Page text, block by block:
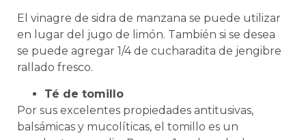
El vinagre de sidra de manzana se puede utilizar
en lugar del jugo de limón. También si se desea
se puede agregar 1/4 de cucharadita de jengibre
rallado fresco.
Té de tomillo
Por sus excelentes propiedades antitusivas,
balsámicas y mucolíticas, el tomillo es un